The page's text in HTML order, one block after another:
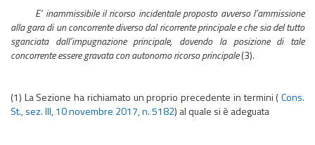
E’ inammissibile il ricorso incidentale proposto avverso l’ammissione
alla gara di un concorrente diverso dal ricorrente principale e che sia del tutto
sganciata dall’impugnazione principale, dovendo la posizione di tale
concorrente essere gravata con autonomo ricorso principale(3).
(1) La Sezione ha richiamato un proprio precedente in termini (Cons.
St., sez. III, 10 novembre 2017, n. 5182) al quale si è adeguata